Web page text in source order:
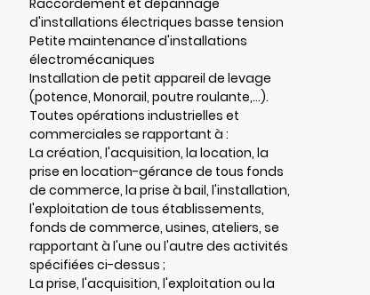
Raccordement et dépannage
d'installations électriques basse tension
Petite maintenance d'installations
électromécaniques
Installation de petit appareil de levage
(potence, Monorail, poutre roulante,...).
Toutes opérations industrielles et
commerciales se rapportant à :
La création, l'acquisition, la location, la
prise en location-gérance de tous fonds
de commerce, la prise à bail, l'installation,
l'exploitation de tous établissements,
fonds de commerce, usines, ateliers, se
rapportant à l'une ou l'autre des activités
spécifiées ci-dessus ;
La prise, l'acquisition, l'exploitation ou la